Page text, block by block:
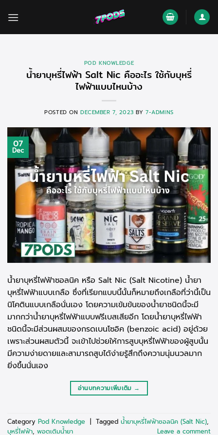
POD KNOWLEDGE
น้ำยาบุหรี่ไฟฟ้า Salt Nic คืออะไร ใช้กับบุหรี่
ไฟฟ้าแบบไหนบ้าง
POSTED ON DECEMBER 7, 2023 BY7-ADMINS
07
Dec
น้ำยาบุหรี่ไฟฟ้าซอลนิค หรือ Salt Nic (Salt Nicotine) น้ำยา
บุหรี่ไฟฟ้าแบบเกลือ ซึ่งที่เรียกแบบนี้นั้นก็หมายถึงเกลือที่ว่านี้เป็น
นิโคตินแบบเกลือนั่นเอง โดยความเข้มข้นของน้ำยาชนิดนี้จะมี
มากกว่าน้ำยาบุหรี่ไฟฟ้าแบบฟรีเบสเสียอีก โดยน้ำยาบุหรี่ไฟฟ้า
ชนิดนี้จะมีส่วนผสมของกรดเบนโซอิค (benzoic acid) อยู่ด้วย
เพราะส่วนผสมตัวนี้ จะเข้าไปช่วยให้การสูบบุหรี่ไฟฟ้าของผู้สูบนั้น
มีความง่ายดายและสามารถสูบได้ง่ายรู้สึกถึงความนุ่มนวลมาก
ยิ่งขึ้นนั่นเอง
อ่านบทความเพิ่มเติม →
Category Pod Knowledge | Tagged น้ำยาบุหรี่ไฟฟ้าซอลนิค (Salt Nic),
บุหรี่ไฟฟ้า, พอตเติมน้ำยา Leave a comment